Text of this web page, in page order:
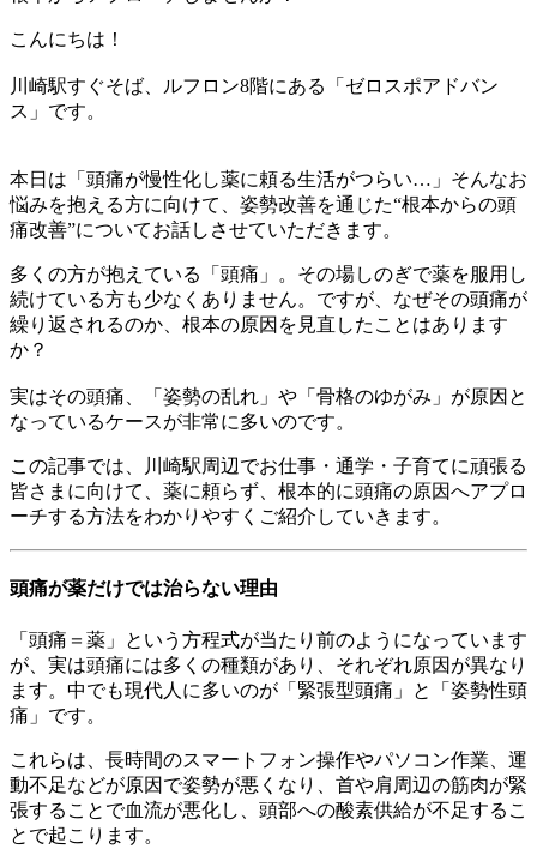
こんにちは！
川崎駅すぐそば、ルフロン8階にある「ゼロスポアドバン
ス」です。
本日は「頭痛が慢性化し薬に頼る生活がつらい…」そんなお
悩みを抱える方に向けて、姿勢改善を通じた“根本からの頭
痛改善”についてお話しさせていただきます。
多くの方が抱えている「頭痛」。その場しのぎで薬を服用し
続けている方も少なくありません。ですが、なぜその頭痛が
繰り返されるのか、根本の原因を見直したことはあります
か？
実はその頭痛、「姿勢の乱れ」や「骨格のゆがみ」が原因と
なっているケースが非常に多いのです。
この記事では、川崎駅周辺でお仕事・通学・子育てに頑張る
皆さまに向けて、薬に頼らず、根本的に頭痛の原因へアプロ
ーチする方法をわかりやすくご紹介していきます。
頭痛が薬だけでは治らない理由
「頭痛＝薬」という方程式が当たり前のようになっています
が、実は頭痛には多くの種類があり、それぞれ原因が異なり
ます。中でも現代人に多いのが「緊張型頭痛」と「姿勢性頭
痛」です。
これらは、長時間のスマートフォン操作やパソコン作業、運
動不足などが原因で姿勢が悪くなり、首や肩周辺の筋肉が緊
張することで血流が悪化し、頭部への酸素供給が不足するこ
とで起こります。